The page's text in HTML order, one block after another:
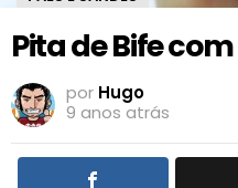
Pita de Bife
por Hugo
9 anos atrás